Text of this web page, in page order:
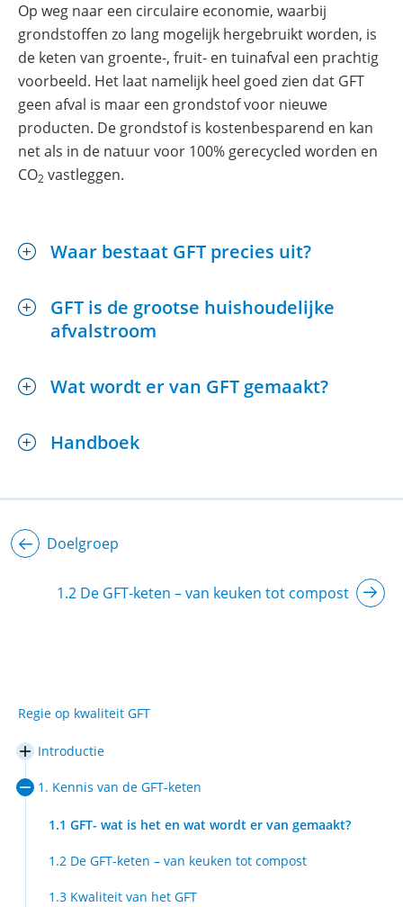
Op weg naar een circulaire economie, waarbij
grondstoffen zo lang mogelijk hergebruikt worden, is
de keten van groente-, fruit- en tuinafval een prachtig
voorbeeld. Het laat namelijk heel goed zien dat GFT
geen afval is maar een grondstof voor nieuwe
producten. De grondstof is kostenbesparend en kan
net als in de natuur voor 100% gerecycled worden en
CO2 vastleggen.
Waar bestaat GFT precies uit?
GFT is de grootse huishoudelijke
afvalstroom
Wat wordt er van GFT gemaakt?
HandboekUitklappen
Doelgroep
1.2 De GFT-keten – van keuken tot compost
Regie op kwaliteit GFT
In/uitklappen
Introductie
Introductie
In/uitklappen
Kennis
keten
1. Kennis van de GFT-keten
1.1 GFT- wat is het en wat wordt er van gemaakt?
1.2 De GFT-keten – van keuken tot compost
1.3 Kwaliteit van het GFT